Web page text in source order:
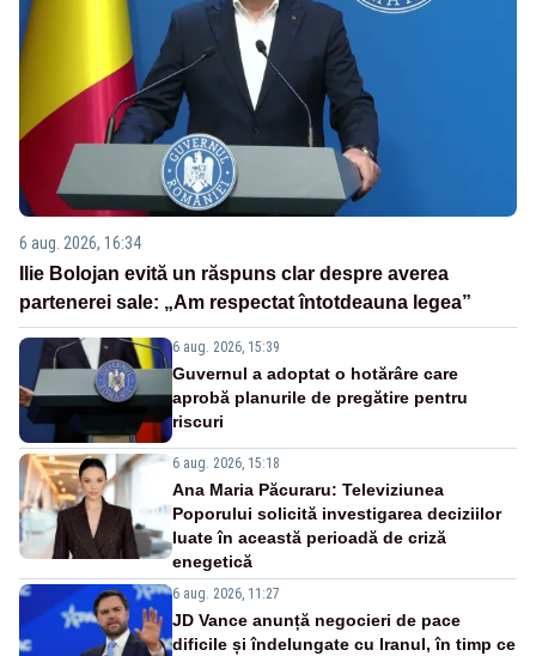
6 aug. 2026, 16:34
Ilie Bolojan evită un răspuns clar despre averea
partenerei sale: „Am respectat întotdeauna legea”
6 aug. 2026, 15:39
Guvernul a adoptat o hotărâre care
aprobă planurile de pregătire pentru
riscuri
6 aug. 2026, 15:18
Ana Maria Păcuraru: Televiziunea
Poporului solicită investigarea deciziilor
luate în această perioadă de criză
enegetică
6 aug. 2026, 11:27
JD Vance anunță negocieri de pace
dificile și îndelungate cu Iranul, în timp ce